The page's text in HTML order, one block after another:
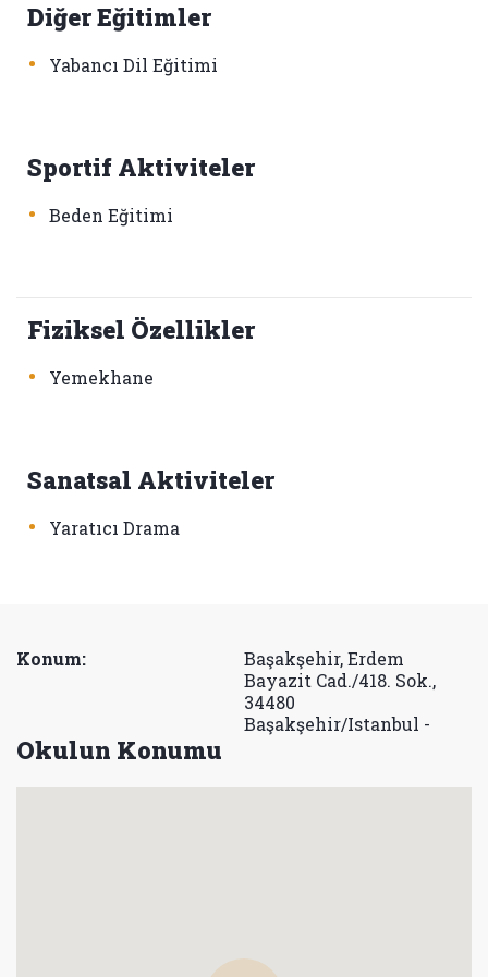
Diğer Eğitimler
• Yabancı Dil Eğitimi
Sportif Aktiviteler
• Beden Eğitimi
Fiziksel Özellikler
• Yemekhane
Sanatsal Aktiviteler
• Yaratıcı Drama
Konum:
Başakşehir, Erdem
Bayazit Cad./418. Sok.,
34480
Başakşehir/Istanbul -
Okulun Konumu